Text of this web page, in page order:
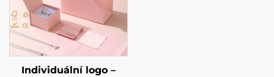
dárková krabička s
logem.
Individuální logo –